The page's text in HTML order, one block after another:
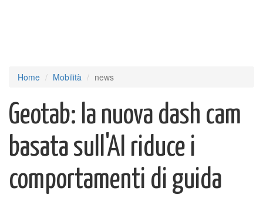
Home Mobilità news
Geotab: la nuova dash cam
basata sull'AI riduce i
comportamenti di guida